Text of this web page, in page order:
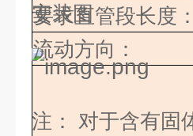
要求直管段长度：
流动方向：
安装图
注： 对于含有固